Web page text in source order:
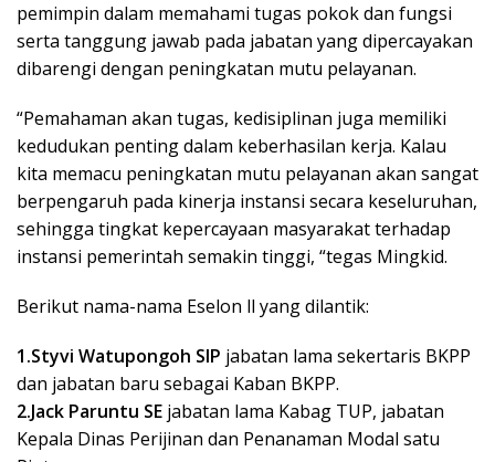
pemimpin dalam memahami tugas pokok dan fungsi
serta tanggung jawab pada jabatan yang dipercayakan
dibarengi dengan peningkatan mutu pelayanan.
“Pemahaman akan tugas, kedisiplinan juga memiliki
kedudukan penting dalam keberhasilan kerja. Kalau
kita memacu peningkatan mutu pelayanan akan sangat
berpengaruh pada kinerja instansi secara keseluruhan,
sehingga tingkat kepercayaan masyarakat terhadap
instansi pemerintah semakin tinggi, “tegas Mingkid.
Berikut nama-nama Eselon ll yang dilantik:
1.Styvi Watupongoh SIP jabatan lama sekertaris BKPP
dan jabatan baru sebagai Kaban BKPP.
2.Jack Paruntu SE jabatan lama Kabag TUP, jabatan
Kepala Dinas Perijinan dan Penanaman Modal satu